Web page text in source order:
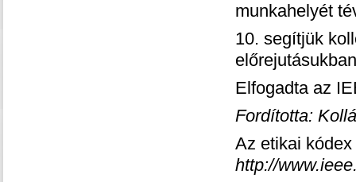
munkahelyét
10. segítjük
Elfogadta az
Fordította:
Az etikai
http://